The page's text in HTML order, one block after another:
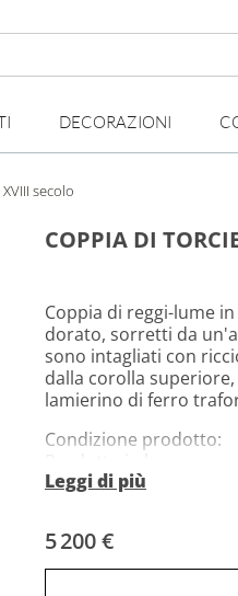
DECORAZIONI
XVIII secolo
COPPIA DI
Coppia di reggi-lume
dorato, sorretti da
sono intagliati con
dalla corolla
lamierino di ferro
Condizione prodotto:
presentare lo stato
Leggi di più
5 200 €